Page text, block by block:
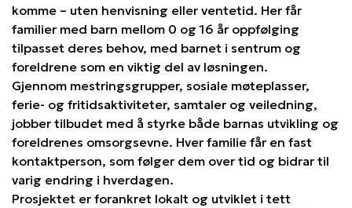
komme – uten henvisning eller ventetid. Her får
familier med barn mellom 0 og 16 år oppfølging
tilpasset deres behov, med barnet i sentrum og
foreldrene som en viktig del av løsningen.
Gjennom mestringsgrupper, sosiale møteplasser,
ferie- og fritidsaktiviteter, samtaler og veiledning,
jobber tilbudet med å styrke både barnas utvikling og
foreldrenes omsorgsevne. Hver familie får en fast
kontaktperson, som følger dem over tid og bidrar til
varig endring i hverdagen.
Prosjektet er forankret lokalt og utviklet i tett